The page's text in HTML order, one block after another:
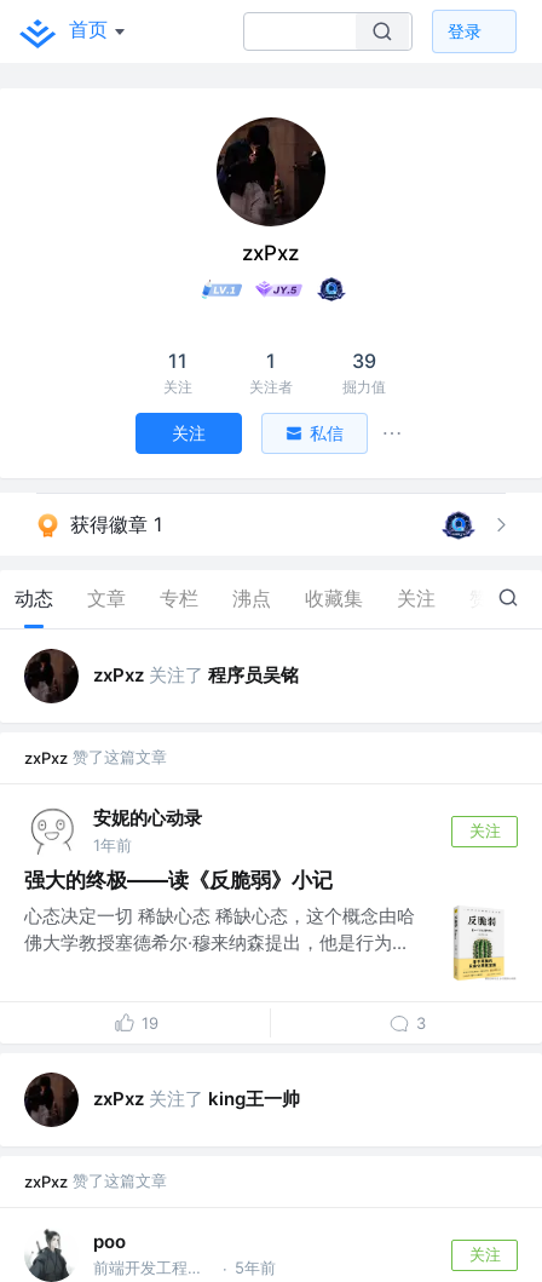
首页 登录
zxPxz
11
关注
1
关注者
39
掘力值
关注 私信
获得徽章 1
动态 文章 专栏 沸点 收藏集 关注 40
zxPxz 关注了 程序员吴铭
zxPxz 赞了这篇文章
安妮的心动录
1年前
关注
强大的终极——读《反脆弱》小记
心态决定一切 稀缺心态 稀缺心态，这个概念由哈
佛大学教授塞德希尔·穆来纳森提出，他是行为...
19 3
zxPxz 关注了 king王一帅
zxPxz 赞了这篇文章
poo
前端开发工程师 @海康威视 · 5年前
关注